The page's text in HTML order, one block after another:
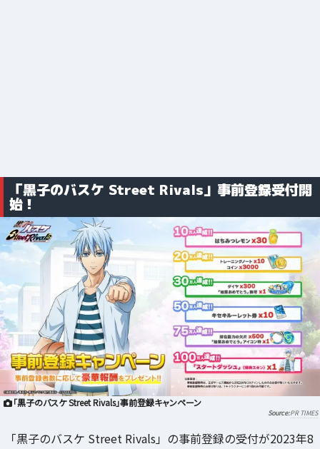
「黒子のバスケ Street Rivals」事前登録受付開
始！
「黒子のバスケ Street Rivals」事前登録キャンペーン
PR TIMES
「黒子のバスケ Street Rivals」の事前登録の受付が2023年8